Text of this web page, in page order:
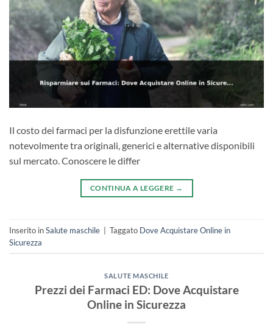
Il costo dei farmaci per la disfunzione erettile varia
notevolmente tra originali, generici e alternative disponibili
sul mercato. Conoscere le differ
CONTINUA A LEGGERE →
Inserito inSalute maschile Taggato Dove Acquistare Online in
Sicurezza
SALUTE MASCHILE
Prezzi dei Farmaci ED: Dove Acquistare
Online in Sicurezza